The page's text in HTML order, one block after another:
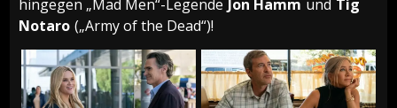
hingegen „Mad Men“-Legende Jon Hamm und Tig
Notaro („Army of the Dead“)!